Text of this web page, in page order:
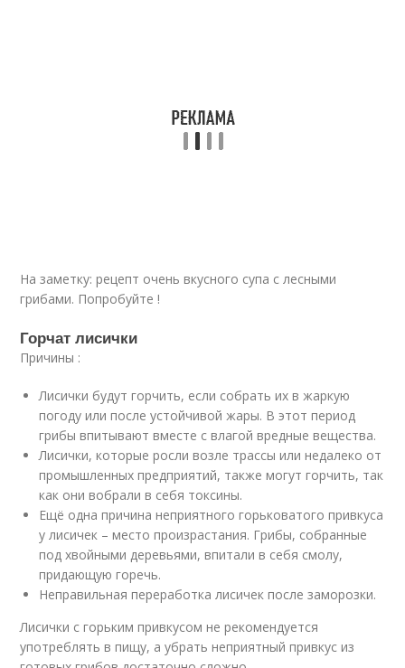
На заметку: рецепт очень вкусного супа с лесными
грибами. Попробуйте !
Горчат лисички
Причины :
Лисички будут горчить, если собрать их в жаркую
погоду или после устойчивой жары. В этот период
грибы впитывают вместе с влагой вредные вещества.
Лисички, которые росли возле трассы или недалеко от
промышленных предприятий, также могут горчить, так
как они вобрали в себя токсины.
Ещё одна причина неприятного горьковатого привкуса
у лисичек – место произрастания. Грибы, собранные
под хвойными деревьями, впитали в себя смолу,
придающую горечь.
Неправильная переработка лисичек после заморозки.
Лисички с горьким привкусом не рекомендуется
употреблять в пищу, а убрать неприятный привкус из